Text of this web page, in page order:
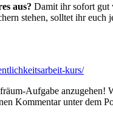
aus? Damit ihr sofort gut
stehen, solltet ihr
kurs/
Aufgabe
Kommentar unter dem